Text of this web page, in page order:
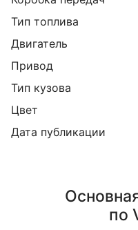
Тип топлива
Двигатель
Привод
Тип кузова
Цвет
Дата публикации
по